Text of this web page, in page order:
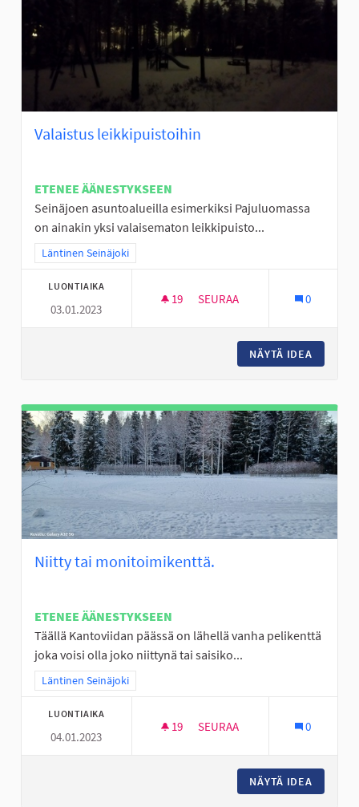
Valaistus leikkipuistoihin
ETENEE ÄÄNESTYKSEEN
Seinäjoen asuntoalueilla esimerkiksi Pajuluomassa
on ainakin yksi valaisematon leikkipuisto...
Rajaa tulokset teeman mukaan: Läntinen Seinäjoki
Läntinen Seinäjoki
LUONTIAIKA
03.01.2023
19 19 SEURAAJAA
SEURAA 0
NÄYTÄ IDEA
Niitty tai monitoimikenttä.
ETENEE ÄÄNESTYKSEEN
Täällä Kantoviidan päässä on lähellä vanha pelikenttä
joka voisi olla joko niittynä tai saisiko...
Rajaa tulokset teeman mukaan: Läntinen Seinäjoki
Läntinen Seinäjoki
LUONTIAIKA
04.01.2023
19 19 SEURAAJAA
SEURAA 0
NÄYTÄ IDEA